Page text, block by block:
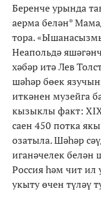
Беренче урында
аерма белән*
тора.
Неапольдә
хәбәр итә Лев
шәһәр бөек
иткәнен музейга
кызыклы факт:
саен 450 потка
озатыла. Шәһәр
иганәчелек белән
Россия һәм чит ил
укыту өчен түләү